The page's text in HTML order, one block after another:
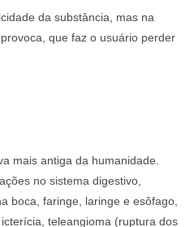
da substância, mas na
que faz o usuário perder
mais antiga da humanidade.
no sistema digestivo,
boca, faringe, laringe e esôfago,
teleangioma (ruptura dos